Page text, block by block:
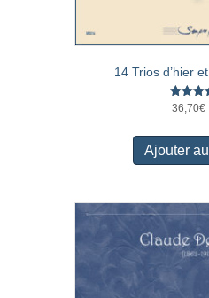
14 Trios d’hier
Note
4.00
36,70€
Ajouter